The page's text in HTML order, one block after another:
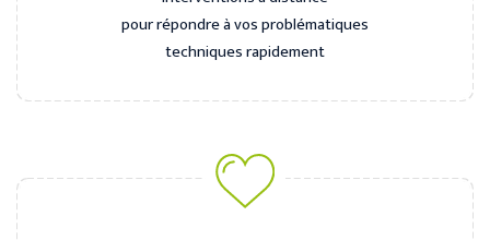
pour répondre à vos problématiques
techniques rapidement